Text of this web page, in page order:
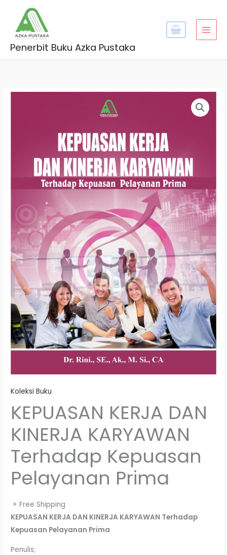
content
Penerbit Buku Azka Pustaka
Koleksi Buku
KEPUASAN KERJA DAN
KINERJA KARYAWAN
Terhadap Kepuasan
Pelayanan Prima
+ Free Shipping
KEPUASAN KERJA DAN KINERJA KARYAWAN Terhadap
Kepuasan Pelayanan Prima
Penulis;